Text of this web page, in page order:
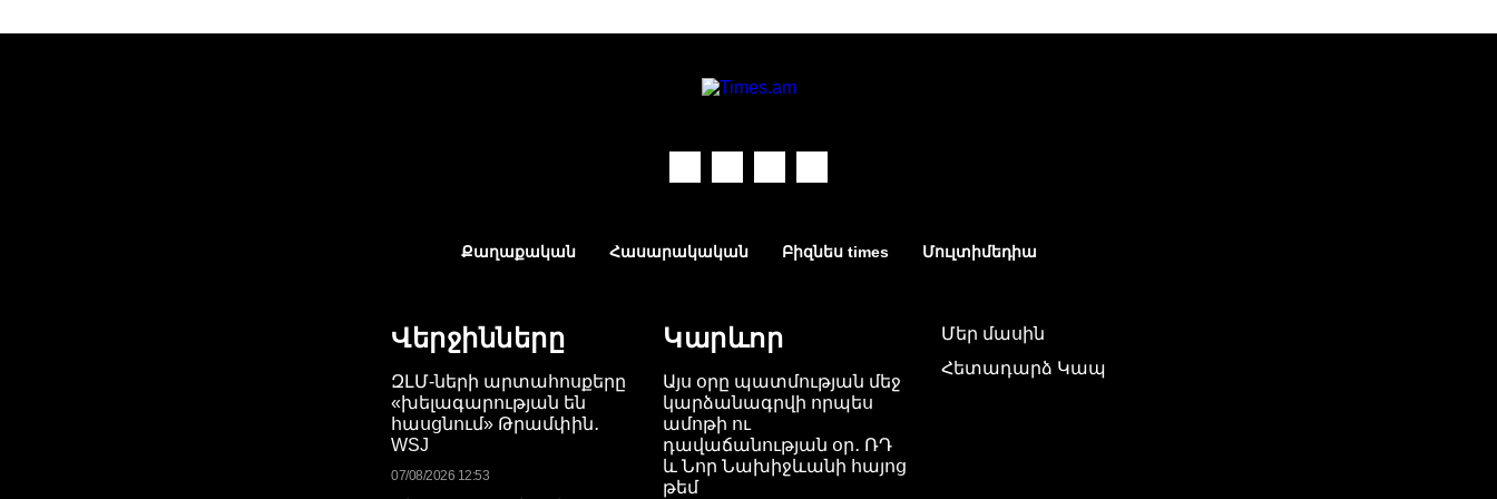
Քաղաքական Հասարակական Բիզնես times Մուլտիմեդիա
Վերջինները
ԶԼՄ-ների արտահոսքերը
«խելագարության են
հասցնում» Թրամփին․
WSJ
07/08/2026 12:53
Կարևոր
Այս օրը պատմության մեջ
կարձանագրվի որպես
ամոթի ու
դավաճանության օր․ ՌԴ
և Նոր Նախիջևանի հայոց
թեմ
Մեր մասին
Հետադարձ Կապ